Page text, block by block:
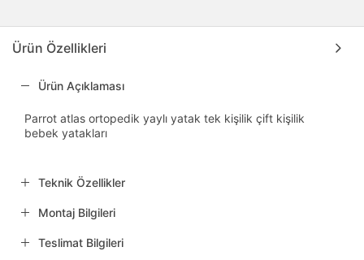
Ürün Özellikleri
Ürün Açıklaması
Parrot atlas ortopedik yaylı yatak tek kişilik çift kişilik
bebek yatakları
Teknik Özellikler
Montaj Bilgileri
Teslimat Bilgileri